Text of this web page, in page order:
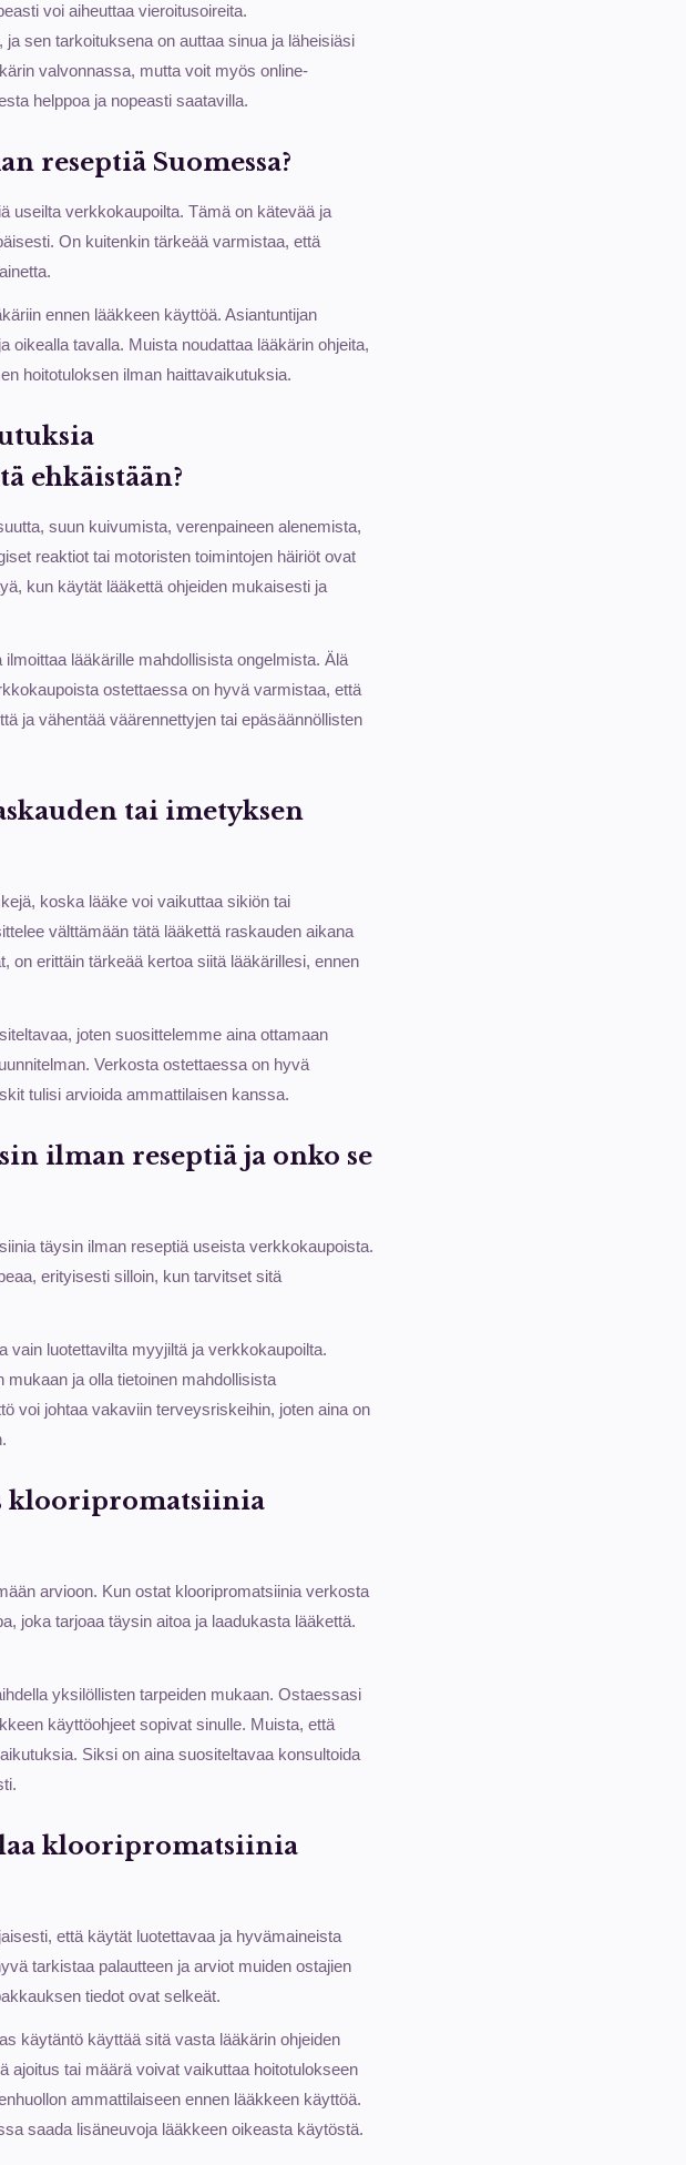
voi aiheuttaa vieroitusoireita.
sen tarkoituksena on auttaa sinua ja läheisiäsi
valvonnassa, mutta voit myös online-
helppoa ja nopeasti saatavilla.
reseptiä Suomessa?
useilta verkkokaupoilta. Tämä on kätevää ja
On kuitenkin tärkeää varmistaa, että
ennen lääkkeen käyttöä. Asiantuntijan
tavalla. Muista noudattaa lääkärin ohjeita,
hoitotuloksen ilman haittavaikutuksia.
ehkäistään?
suun kuivumista, verenpaineen alenemista,
reaktiot tai motoristen toimintojen häiriöt ovat
kun käytät lääkettä ohjeiden mukaisesti ja
lääkärille mahdollisista ongelmista. Älä
ostettaessa on hyvä varmistaa, että
ja vähentää väärennettyjen tai epäsäännöllisten
tai imetyksen
koska lääke voi vaikuttaa sikiön tai
välttämään tätä lääkettä raskauden aikana
on erittäin tärkeää kertoa siitä lääkärillesi, ennen
joten suosittelemme aina ottamaan
Verkosta ostettaessa on hyvä
tulisi arvioida ammattilaisen kanssa.
ilman reseptiä ja onko se
täysin ilman reseptiä useista verkkokaupoista.
erityisesti silloin, kun tarvitset sitä
vain luotettavilta myyjiltä ja verkkokaupoilta.
ja olla tietoinen mahdollisista
voi johtaa vakaviin terveysriskeihin, joten aina on
klooripromatsiinia
arvioon. Kun ostat klooripromatsiinia verkosta
joka tarjoaa täysin aitoa ja laadukasta lääkettä.
yksilöllisten tarpeiden mukaan. Ostaessasi
käyttöohjeet sopivat sinulle. Muista, että
Siksi on aina suositeltavaa konsultoida
klooripromatsiinia
että käytät luotettavaa ja hyvämaineista
tarkistaa palautteen ja arviot muiden ostajien
tiedot ovat selkeät.
käytäntö käyttää sitä vasta lääkärin ohjeiden
ajoitus tai määrä voivat vaikuttaa hoitotulokseen
ammattilaiseen ennen lääkkeen käyttöä.
saada lisäneuvoja lääkkeen oikeasta käytöstä.